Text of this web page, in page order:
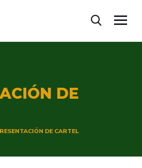
DE
DE CARTEL